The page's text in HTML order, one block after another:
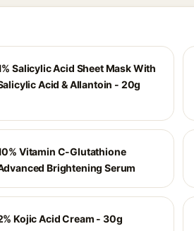
Salicylic Acid Sheet Mask With
Acid & Allantoin - 20g
Vitamin C-Glutathione
Brightening Serum
Kojic Acid Cream - 30g